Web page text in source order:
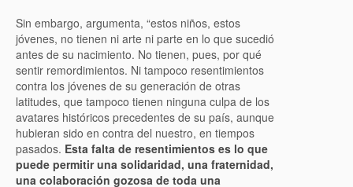
Sin embargo, argumenta, “estos niños, estos
jóvenes, no tienen ni arte ni parte en lo que sucedió
antes de su nacimiento. No tienen, pues, por qué
sentir remordimientos. Ni tampoco resentimientos
contra los jóvenes de su generación de otras
latitudes, que tampoco tienen ninguna culpa de los
avatares históricos precedentes de su país, aunque
hubieran sido en contra del nuestro, en tiempos
pasados. Esta falta de resentimientos es lo que
puede permitir una solidaridad, una fraternidad,
una colaboración gozosa de toda una